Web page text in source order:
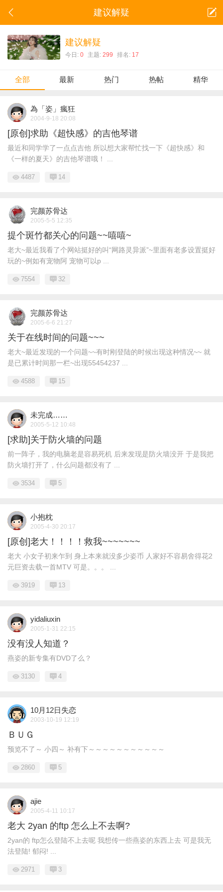
建议解疑
建议解疑
今日:0 主题:299 排名: 17
全部 最新 热门 热帖 精华
為「姿」瘋狂
2004-9-18 20:08
[原创]求助《超快感》的吉他琴谱
最近和同学学了一点点吉他 所以想大家帮忙找一下《超快感》和
《一样的夏天》的吉他琴谱哦！ ...
4487 14
完颜苏骨达
2005-5-5 12:35
提个斑竹都关心的问题~~嘻嘻~
老大~最近我看了个网站挺好的叫“网路灵异派”~里面有老多设置挺好
玩的~例如有宠物阿 宠物可以p ...
7554 32
完颜苏骨达
2005-6-6 21:27
关于在线时间的问题~~~
老大~最近发现的一个问题~~有时刚登陆的时候出现这种情况~~ 就
是已累计时间那一栏~出现55454237 ...
4588 15
未完成……
2005-5-12 10:48
[求助]关于防火墙的问题
前一阵子，我的电脑老是容易死机 后来发现是防火墙没开 于是我把
防火墙打开了，什么问题都没有了 ...
3534 5
小抱枕
2005-4-30 20:17
[原创]老大！！！！救我~~~~~~~
老大 小女子初来乍到 身上本来就没多少姿币 人家好不容易舍得花2
元巨资去载一首MTV 可是。。。 ...
3919 13
yidaliuxin
2005-1-31 22:15
没有没人知道？
燕姿的新专集有DVD了么？
3130 4
10月12日失恋
2003-10-19 12:19
ＢＵＧ
预览不了～ 小四～ 补有下～～～～～～～～～～～
2860 5
ajie
2005-4-11 10:17
老大 2yan 的ftp 怎么上不去啊?
2yan的 ftp怎么登陆不上去呢 我想传一些燕姿的东西上去 可是我无
法登陆! 郁闷! ...
2971 3